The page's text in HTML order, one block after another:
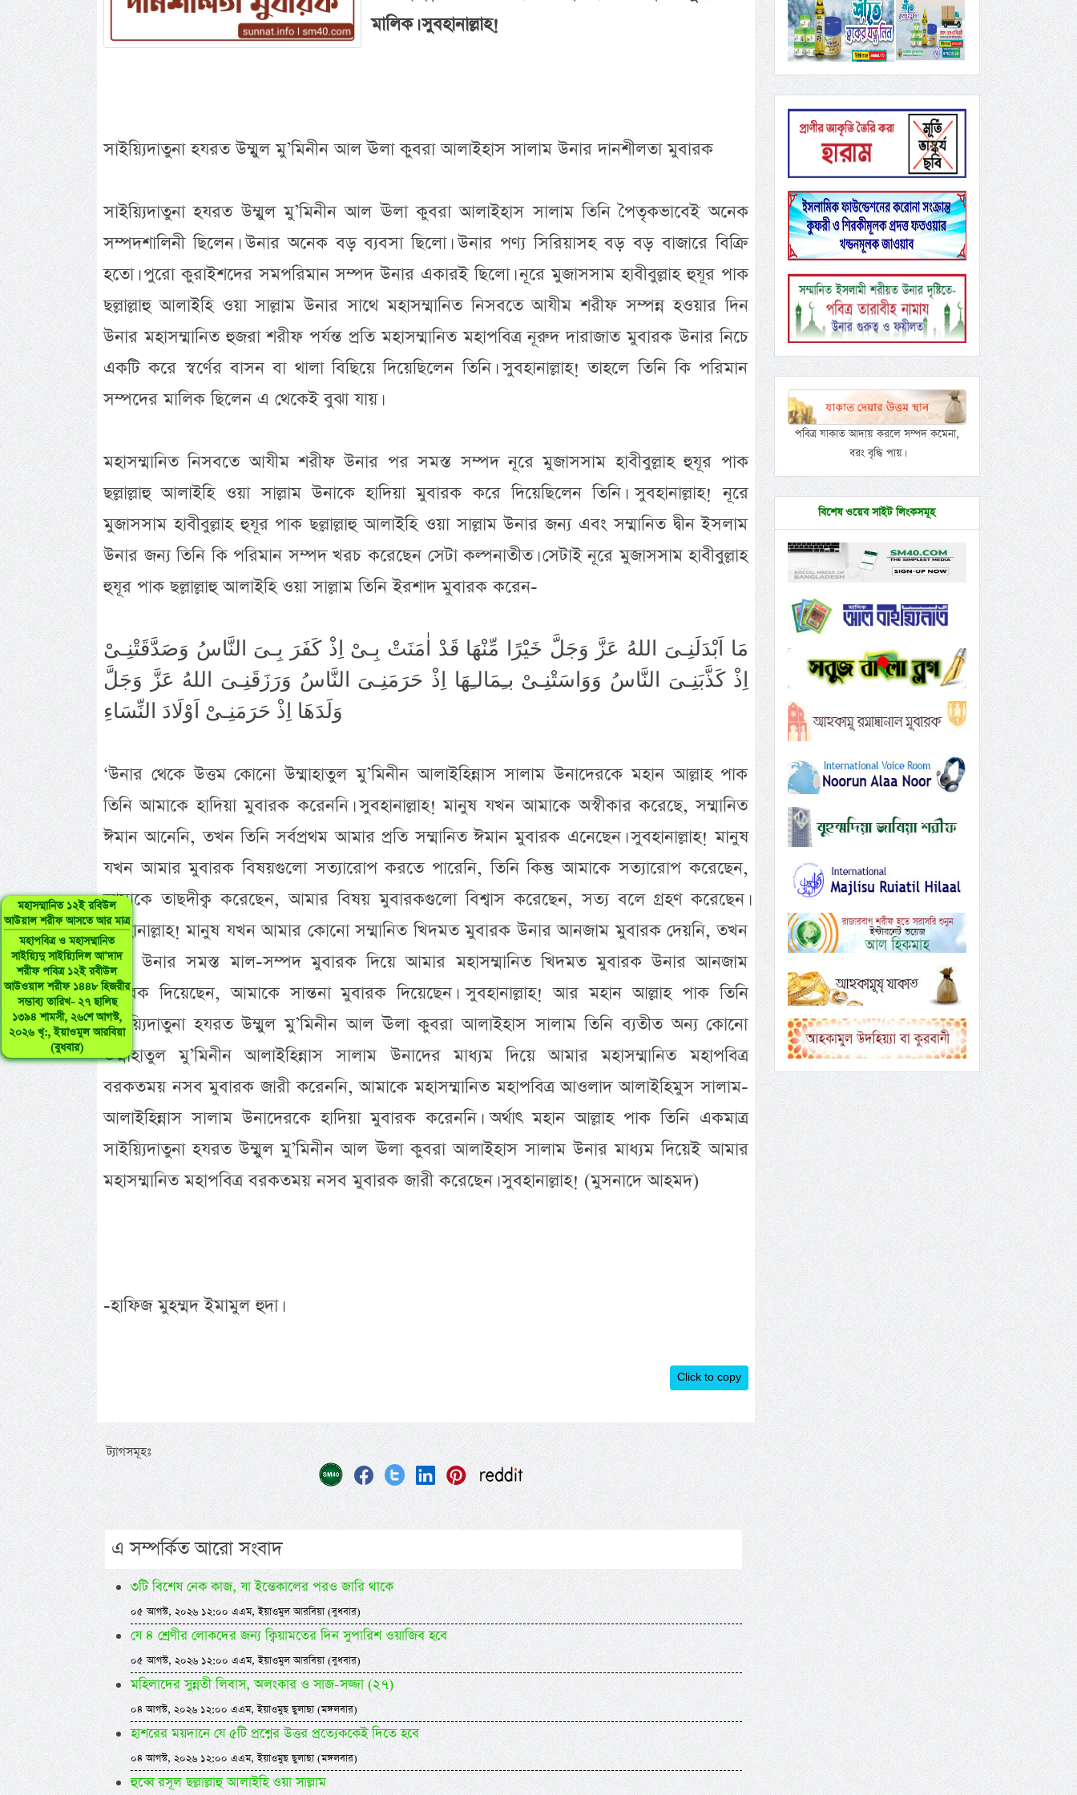
মহাসম্মানিত ১২ই রবিউল
আউয়াল শরীফ আসতে আর মাত্র
মহাপবিত্র ও মহাসম্মানিত
সাইয়্যিদু সাইয়্যিদিল আ’দাদ
শরীফ পবিত্র ১২ই রবীউল
আউওয়াল শরীফ ১৪৪৮ হিজরীর
সম্ভাব্য তারিখ- ২৭ ছালিছ
১৩৯৪ শামসী, ২৬শে আগস্ট,
২০২৬ খৃ:, ইয়াওমুল আরবিয়া
(বুধবার)
মালিক। সুবহানাল্লাহ!
সাইয়্যিদাতুনা হযরত উম্মুল মু’মিনীন আল ঊলা কুবরা আলাইহাস সালাম উনার দানশীলতা মুবারক
সাইয়্যিদাতুনা হযরত উম্মুল মু’মিনীন আল ঊলা কুবরা আলাইহাস সালাম তিনি পৈতৃকভাবেই অনেক
সম্পদশালিনী ছিলেন। উনার অনেক বড় ব্যবসা ছিলো। উনার পণ্য সিরিয়াসহ বড় বড় বাজারে বিক্রি
হতো। পুরো কুরাইশদের সমপরিমান সম্পদ উনার একারই ছিলো। নূরে মুজাসসাম হাবীবুল্লাহ হুযূর পাক
ছল্লাল্লাহু আলাইহি ওয়া সাল্লাম উনার সাথে মহাসম্মানিত নিসবতে আযীম শরীফ সম্পন্ন হওয়ার দিন
উনার মহাসম্মানিত হুজরা শরীফ পর্যন্ত প্রতি মহাসম্মানিত মহাপবিত্র নূরুদ দারাজাত মুবারক উনার নিচে
একটি করে স্বর্ণের বাসন বা থালা বিছিয়ে দিয়েছিলেন তিনি। সুবহানাল্লাহ! তাহলে তিনি কি পরিমান
সম্পদের মালিক ছিলেন এ থেকেই বুঝা যায়।
মহাসম্মানিত নিসবতে আযীম শরীফ উনার পর সমস্ত সম্পদ নূরে মুজাসসাম হাবীবুল্লাহ হুযূর পাক
ছল্লাল্লাহু আলাইহি ওয়া সাল্লাম উনাকে হাদিয়া মুবারক করে দিয়েছিলেন তিনি। সুবহানাল্লাহ! নূরে
মুজাসসাম হাবীবুল্লাহ হুযূর পাক ছল্লাল্লাহু আলাইহি ওয়া সাল্লাম উনার জন্য এবং সম্মানিত দ্বীন ইসলাম
উনার জন্য তিনি কি পরিমান সম্পদ খরচ করেছেন সেটা কল্পনাতীত। সেটাই নূরে মুজাসসাম হাবীবুল্লাহ
হুযূর পাক ছল্লাল্লাহু আলাইহি ওয়া সাল্লাম তিনি ইরশাদ মুবারক করেন-
مَا اَبْدَلَنِـىَ اللهُ عَزَّ وَجَلَّ خَيْرًا مِّنْهَا قَدْ اٰمَنَتْ بِـىْ اِذْ كَفَرَ بِـىَ النَّاسُ وَصَدَّقَتْنِـىْ
اِذْ كَذَّبَنِـىَ النَّاسُ وَوَاسَتْنِـىْ بـِمَالـِهَا اِذْ حَرَمَنِـىَ النَّاسُ وَرَزَقَنِـىَ اللهُ عَزَّ وَجَلَّ
وَلَدَهَا اِذْ حَرَمَنِـىْ اَوْلَادَ النِّسَاءِ
‘উনার থেকে উত্তম কোনো উম্মাহাতুল মু’মিনীন আলাইহিন্নাস সালাম উনাদেরকে মহান আল্লাহ পাক
তিনি আমাকে হাদিয়া মুবারক করেননি। সুবহানাল্লাহ! মানুষ যখন আমাকে অস্বীকার করেছে, সম্মানিত
ঈমান আনেনি, তখন তিনি সর্বপ্রথম আমার প্রতি সম্মানিত ঈমান মুবারক এনেছেন। সুবহানাল্লাহ! মানুষ
যখন আমার মুবারক বিষয়গুলো সত্যারোপ করতে পারেনি, তিনি কিন্তু আমাকে সত্যারোপ করেছেন,
আমাকে তাছদীক্ব করেছেন, আমার বিষয় মুবারকগুলো বিশ্বাস করেছেন, সত্য বলে গ্রহণ করেছেন।
সুবহানাল্লাহ! মানুষ যখন আমার কোনো সম্মানিত খিদমত মুবারক উনার আনজাম মুবারক দেয়নি, তখন
তিনি উনার সমস্ত মাল-সম্পদ মুবারক দিয়ে আমার মহাসম্মানিত খিদমত মুবারক উনার আনজাম
মুবারক দিয়েছেন, আমাকে সান্তনা মুবারক দিয়েছেন। সুবহানাল্লাহ! আর মহান আল্লাহ পাক তিনি
সাইয়্যিদাতুনা হযরত উম্মুল মু’মিনীন আল ঊলা কুবরা আলাইহাস সালাম তিনি ব্যতীত অন্য কোনো
উম্মাহাতুল মু’মিনীন আলাইহিন্নাস সালাম উনাদের মাধ্যম দিয়ে আমার মহাসম্মানিত মহাপবিত্র
বরকতময় নসব মুবারক জারী করেননি, আমাকে মহাসম্মানিত মহাপবিত্র আওলাদ আলাইহিমুস সালাম-
আলাইহিন্নাস সালাম উনাদেরকে হাদিয়া মুবারক করেননি। অর্থাৎ মহান আল্লাহ পাক তিনি একমাত্র
সাইয়্যিদাতুনা হযরত উম্মুল মু’মিনীন আল ঊলা কুবরা আলাইহাস সালাম উনার মাধ্যম দিয়েই আমার
মহাসম্মানিত মহাপবিত্র বরকতময় নসব মুবারক জারী করেছেন। সুবহানাল্লাহ! (মুসনাদে আহমদ)
-হাফিজ মুহম্মদ ইমামুল হুদা।
Click to copy
ট্যাগসমূহঃ
এ সম্পর্কিত আরো সংবাদ
৩টি বিশেষ নেক কাজ, যা ইন্তেকালের পরও জারি থাকে
০৫ আগস্ট, ২০২৬ ১২:০০ এএম, ইয়াওমুল আরবিয়া (বুধবার)
যে ৪ শ্রেণীর লোকদের জন্য ক্বিয়ামতের দিন সুপারিশ ওয়াজিব হবে
০৫ আগস্ট, ২০২৬ ১২:০০ এএম, ইয়াওমুল আরবিয়া (বুধবার)
মহিলাদের সুন্নতী লিবাস, অলংকার ও সাজ-সজ্জা (২৭)
০৪ আগস্ট, ২০২৬ ১২:০০ এএম, ইয়াওমুছ ছুলাছা (মঙ্গলবার)
হাশরের ময়দানে যে ৫টি প্রশ্নের উত্তর প্রত্যেককেই দিতে হবে
০৪ আগস্ট, ২০২৬ ১২:০০ এএম, ইয়াওমুছ ছুলাছা (মঙ্গলবার)
হুব্বে রসূল ছল্লাল্লাহু আলাইহি ওয়া সাল্লাম
পবিত্র যাকাত আদায় করলে সম্পদ কমেনা,
বরং বৃদ্ধি পায়।
বিশেষ ওয়েব সাইট লিংকসমূহ